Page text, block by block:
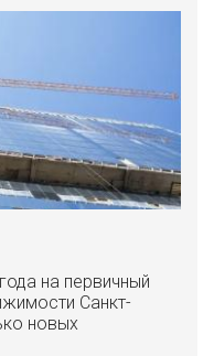
на первичный
Санкт-
новых